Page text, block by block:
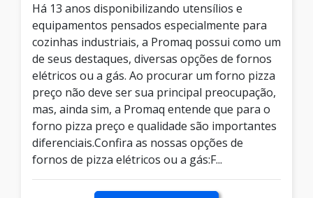
Há 13 anos disponibilizando utensílios e
equipamentos pensados especialmente para
cozinhas industriais, a Promaq possui como um
de seus destaques, diversas opções de fornos
elétricos ou a gás. Ao procurar um forno pizza
preço não deve ser sua principal preocupação,
mas, ainda sim, a Promaq entende que para o
forno pizza preço e qualidade são importantes
diferenciais.Confira as nossas opções de
fornos de pizza elétricos ou a gás:F...